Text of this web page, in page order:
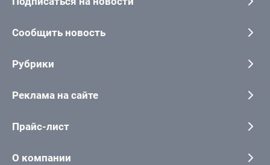
Сообщить новость
Рубрики
Реклама на сайте
Прайс-лист
О компании